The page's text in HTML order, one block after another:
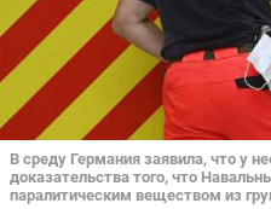
В среду Германия заявила, что у
доказательства того, что
паралитическим веществом из